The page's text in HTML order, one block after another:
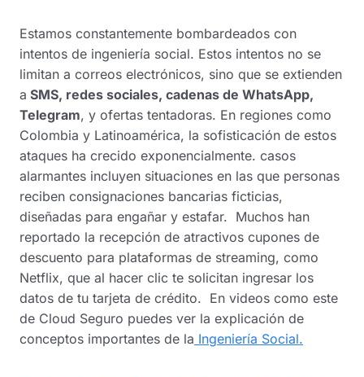
Estamos constantemente bombardeados con
intentos de ingeniería social. Estos intentos no se
limitan a correos electrónicos, sino que se extienden
a SMS, redes sociales, cadenas de WhatsApp,
Telegram, y ofertas tentadoras. En regiones como
Colombia y Latinoamérica, la sofisticación de estos
ataques ha crecido exponencialmente. casos
alarmantes incluyen situaciones en las que personas
reciben consignaciones bancarias ficticias,
diseñadas para engañar y estafar. Muchos han
reportado la recepción de atractivos cupones de
descuento para plataformas de streaming, como
Netflix, que al hacer clic te solicitan ingresar los
datos de tu tarjeta de crédito. En videos como este
de Cloud Seguro puedes ver la explicación de
conceptos importantes de la Ingeniería Social.